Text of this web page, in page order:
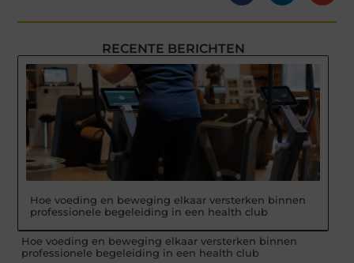
RECENTE BERICHTEN
Hoe voeding en beweging elkaar versterken binnen
professionele begeleiding in een health club
Hoe voeding en beweging elkaar versterken binnen
professionele begeleiding in een health club